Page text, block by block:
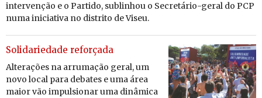
in­ter­venção e o Par­tido, su­bli­nhou o Se­cre­tário-geral do PCP
numa ini­ci­a­tiva no dis­trito de Viseu.
Solidariedade reforçada
Al­te­ra­ções na ar­ru­mação geral, um
novo local para de­bates e uma área
maior vão im­pul­si­onar uma di­nâ­mica